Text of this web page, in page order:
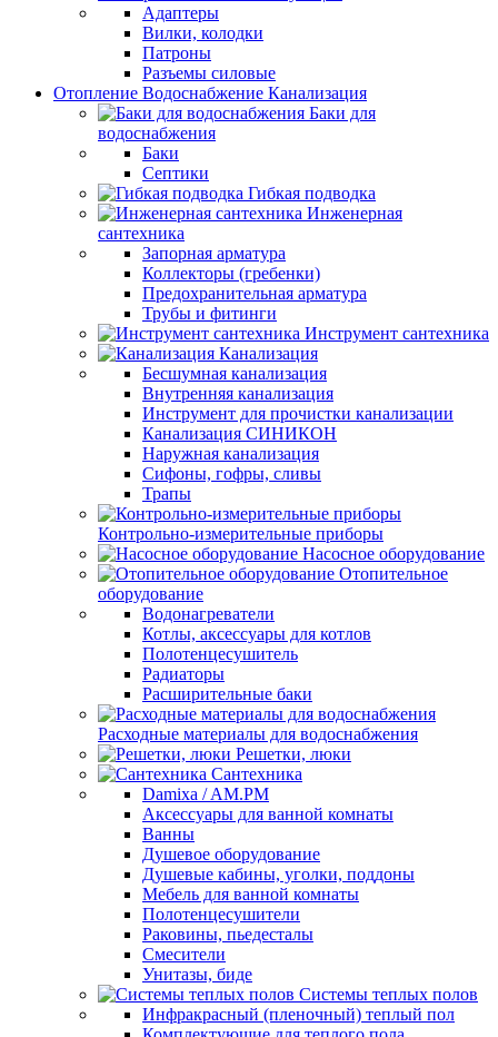
Адаптеры
Вилки, колодки
Патроны
Разъемы силовые
Отопление Водоснабжение Канализация
Баки для
водоснабжения
Баки
Септики
Гибкая подводка
Инженерная
сантехника
Запорная арматура
Коллекторы (гребенки)
Предохранительная арматура
Трубы и фитинги
Инструмент сантехника
Канализация
Бесшумная канализация
Внутренняя канализация
Инструмент для прочистки канализации
Канализация СИНИКОН
Наружная канализация
Сифоны, гофры, сливы
Трапы
Контрольно-измерительные приборы
Насосное оборудование
Отопительное
оборудование
Водонагреватели
Котлы, аксессуары для котлов
Полотенцесушитель
Радиаторы
Расширительные баки
Расходные материалы для водоснабжения
Решетки, люки
Сантехника
Damixa / AM.PM
Аксессуары для ванной комнаты
Ванны
Душевое оборудование
Душевые кабины, уголки, поддоны
Мебель для ванной комнаты
Полотенцесушители
Раковины, пьедесталы
Смесители
Унитазы, биде
Системы теплых полов
Инфракрасный (пленочный) теплый пол